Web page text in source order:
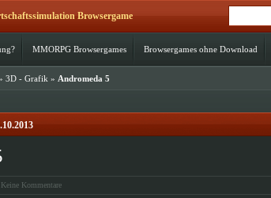
Browsergame
MMORPG Browsergames Browsergames ohne Download
3D - Grafik » Andromeda 5
Keine Kommentare